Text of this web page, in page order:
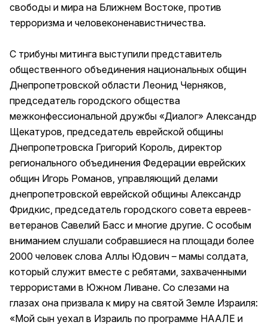
свободы и мира на Ближнем Востоке, против
терроризма и человеконенавистничества.
С трибуны митинга выступили представитель
общественного объединения национальных общин
Днепропетровской области Леонид Черняков,
председатель городского общества
межконфессиональной дружбы «Диалог» Александр
Щекатуров, председатель еврейской общины
Днепропетровска Григорий Король, директор
регионального объединения Федерации еврейских
общин Игорь Романов, управляющий делами
днепропетровской еврейской общины Александр
Фридкис, председатель городского совета евреев-
ветеранов Савелий Басс и многие другие. С особым
вниманием слушали собравшиеся на площади более
2000 человек слова Аллы Юдович – мамы солдата,
который служит вместе с ребятами, захваченными
террористами в Южном Ливане. Со слезами на
глазах она призвала к миру на святой Земле Израиля:
«Мой сын уехал в Израиль по программе НААЛЕ и